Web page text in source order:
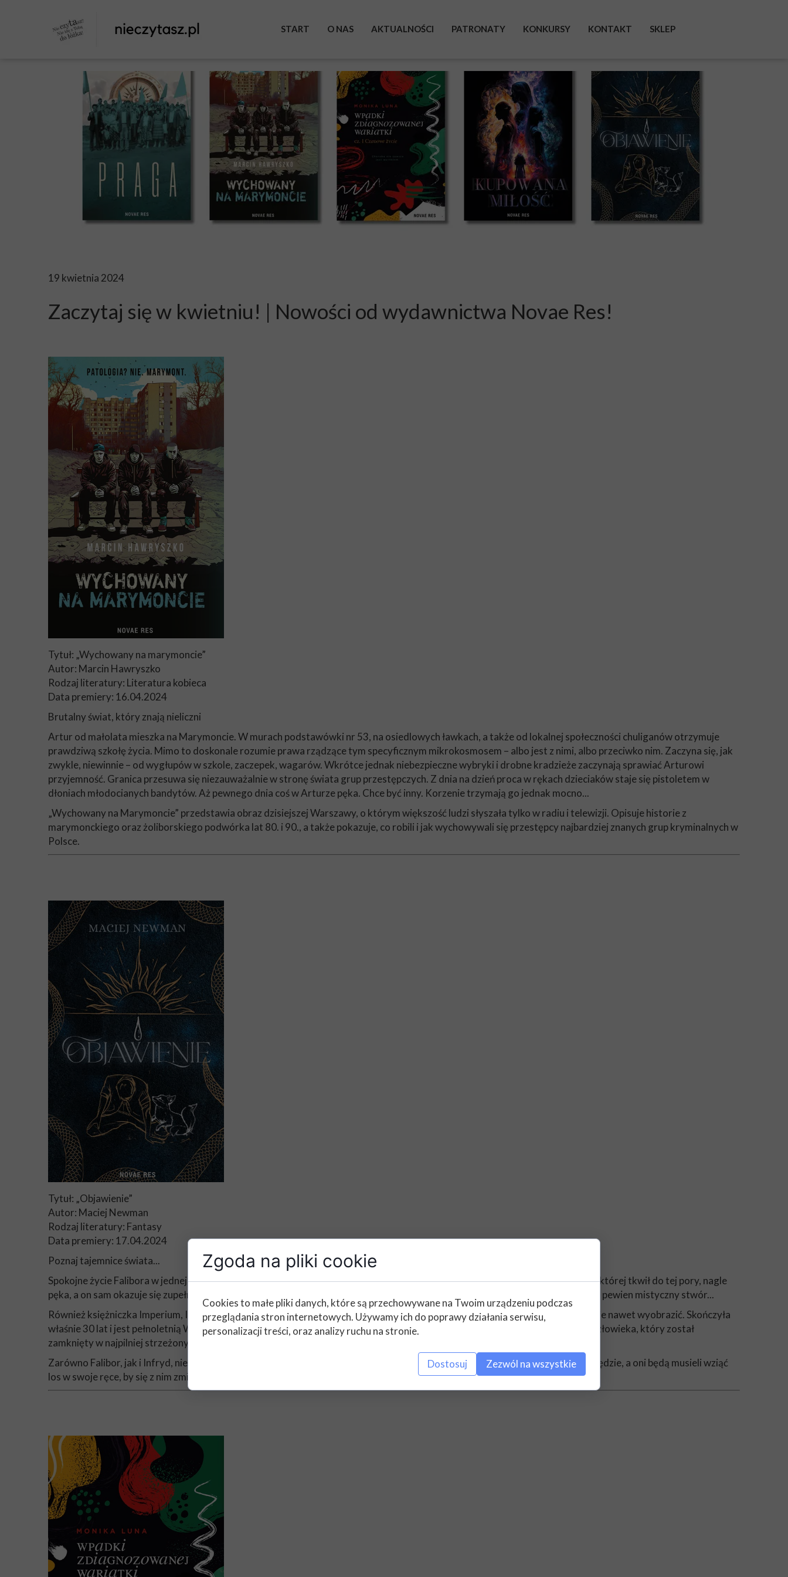
START O NAS
WYSTAWA
ZRZUTKA
POMAGAM
AKTUALNOŚCI PATRONATY KONKURSY KONTAKT
INSTAGRAM
TWITTER
SKLEP
19 kwietnia 2024
Zaczytaj się w kwietniu! | Nowości od wydawnictwa Novae Res!
Tytuł: „Wychowany na marymoncie”
Autor: Marcin Hawryszko
Rodzaj literatury: Literatura kobieca
Data premiery: 16.04.2024
Brutalny świat, który znają nieliczni
Artur od małolata mieszka na Marymoncie. W murach podstawówki nr 53, na osiedlowych ławkach, a także od lokalnej społeczności chuliganów otrzymuje
prawdziwą szkołę życia. Mimo to doskonale rozumie prawa rządzące tym specyficznym mikrokosmosem – albo jest z nimi, albo przeciwko nim. Zaczyna się, jak
zwykle, niewinnie – od wygłupów w szkole, zaczepek, wagarów. Wkrótce jednak niebezpieczne wybryki i drobne kradzieże zaczynają sprawiać Arturowi
przyjemność. Granica przesuwa się niezauważalnie w stronę świata grup przestępczych. Z dnia na dzień proca w rękach dzieciaków staje się pistoletem w
dłoniach młodocianych bandytów. Aż pewnego dnia coś w Arturze pęka. Chce być inny. Korzenie trzymają go jednak mocno...
„Wychowany na Marymoncie” przedstawia obraz dzisiejszej Warszawy, o którym większość ludzi słyszała tylko w radiu i telewizji. Opisuje historie z
marymonckiego oraz żoliborskiego podwórka lat 80. i 90., a także pokazuje, co robili i jak wychowywali się przestępcy najbardziej znanych grup kryminalnych w
Polsce.
Tytuł: „Objawienie”
Autor: Maciej Newman
Rodzaj literatury: Fantasy
Data premiery: 17.04.2024
Poznaj tajemnice świata...
Spokojne życie Falibora w jednej chwili runęło jak domek z kart. Nieoczekiwany atak najeźdźców sprawia, że ochronna bańka, w której tkwił do tej pory, nagle
pęka, a on sam okazuje się zupełnie nieprzygotowany na konfrontację z okrutnym światem. Niespodziewanie pomaga mu w tym pewien mistyczny stwór...
Również księżniczka Imperium, Infryd, wkrótce stanie oko w oko z niebezpieczeństwami, jakich do tej pory nie była w stanie sobie nawet wyobrazić. Skończyła
właśnie 30 lat i jest pełnoletnią Welendorką. Zgodnie ze swym życzeniem urodzinowym, może w końcu zobaczyć Slavikaena – człowieka, który został
zamknięty w najpilniej strzeżonym więzieniu.
Zarówno Falibor, jak i Infryd, nie zdają sobie sprawy, że już wkrótce ich świat zadrży w posadach. Niebezpieczeństwo czyha wszędzie, a oni będą musieli wziąć
los w swoje ręce, by się z nim zmierzyć...
Zgoda na pliki cookie
Cookies to małe pliki danych, które są przechowywane na Twoim urządzeniu podczas
przeglądania stron internetowych. Używamy ich do poprawy działania serwisu,
personalizacji treści, oraz analizy ruchu na stronie.
Dostosuj Zezwól na wszystkie